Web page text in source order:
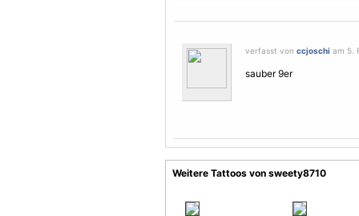
verfasst von ccjoschi am 5.
sauber 9er
Weitere Tattoos von sweety8710